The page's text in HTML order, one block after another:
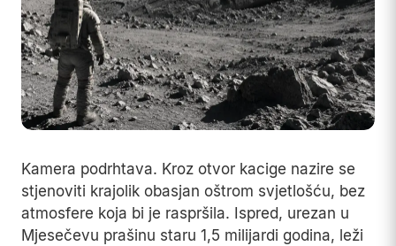
Kamera podrhtava. Kroz otvor kacige nazire se
stjenoviti krajolik obasjan oštrom svjetlošću, bez
atmosfere koja bi je raspršila. Ispred, urezan u
Mjesečevu prašinu staru 1,5 milijardi godina, leži